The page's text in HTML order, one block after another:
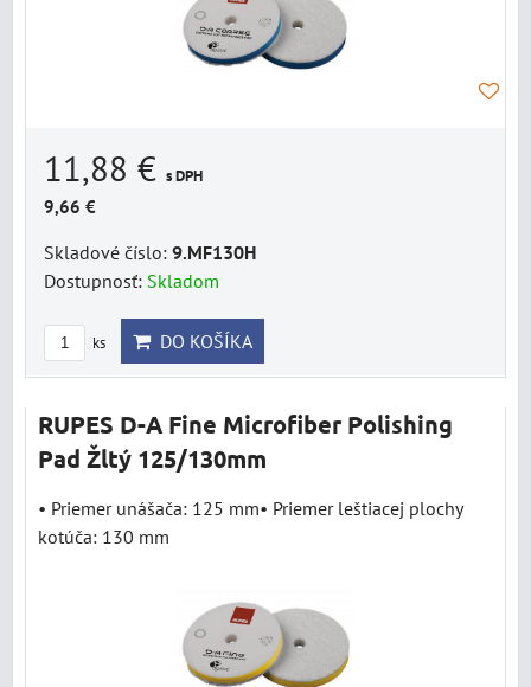
11,88 € s DPH
9,66 €
Skladové číslo: 9.MF130H
Dostupnosť: Skladom
ks DO KOŠÍKA
RUPES D-A Fine Microfiber Polishing
Pad Žltý 125/130mm
• Priemer unášača: 125 mm• Priemer leštiacej plochy
kotúča: 130 mm